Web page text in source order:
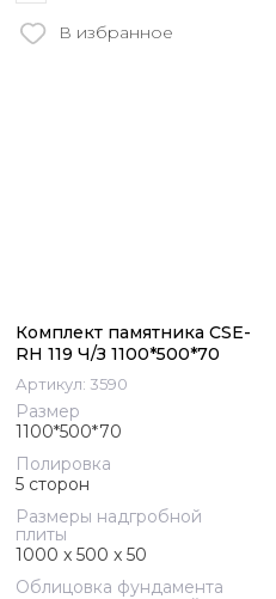
В избранное
Комплект памятника CSE-
RH 119 Ч/З 1100*500*70
Артикул: 3590
Размер
1100*500*70
Полировка
5 сторон
Размеры надгробной
плиты
1000 x 500 x 50
Облицовка фундамента